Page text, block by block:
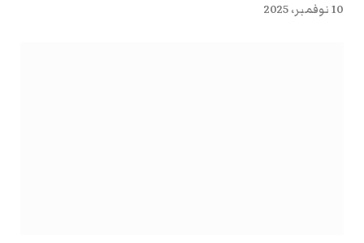
10 نوفمبر، 2025